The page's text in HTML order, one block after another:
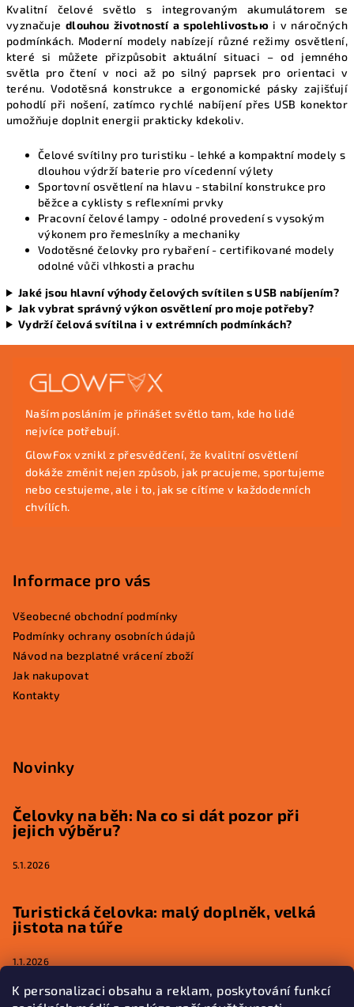
K personalizaci obsahu a reklam, poskytování funkcí
p
i
s
u
Kvalitní čelové světlo s integrovaným akumulátorem se
vyznačuje dlouhou životností a spolehlivostью i v náročných
podmínkách. Moderní modely nabízejí různé režimy osvětlení,
které si můžete přizpůsobit aktuální situaci – od jemného
světla pro čtení v noci až po silný paprsek pro orientaci v
terénu. Vodotěsná konstrukce a ergonomické pásky zajišťují
pohodlí při nošení, zatímco rychlé nabíjení přes USB konektor
umožňuje doplnit energii prakticky kdekoliv.
Čelové svítilny pro turistiku - lehké a kompaktní modely s
dlouhou výdrží baterie pro vícedenní výlety
Sportovní osvětlení na hlavu - stabilní konstrukce pro
běžce a cyklisty s reflexními prvky
Pracovní čelové lampy - odolné provedení s vysokým
výkonem pro řemeslníky a mechaniky
Vodotěsné čelovky pro rybaření - certifikované modely
odolné vůči vlhkosti a prachu
Jaké jsou hlavní výhody čelových svítilen s USB nabíjením?
Jak vybrat správný výkon osvětlení pro moje potřeby?
Vydrží čelová svítilna i v extrémních podmínkách?
Naším posláním je přinášet světlo tam, kde ho lidé
nejvíce potřebují.
GlowFox vznikl z přesvědčení, že kvalitní osvětlení
dokáže změnit nejen způsob, jak pracujeme, sportujeme
nebo cestujeme, ale i to, jak se cítíme v každodenních
chvílích.
Informace pro vás
Všeobecné obchodní podmínky
Podmínky ochrany osobních údajů
Návod na bezplatné vrácení zboží
Jak nakupovat
Kontakty
Novinky
Čelovky na běh: Na co si dát pozor při
jejich výběru?
5.1.2026
Turistická čelovka: malý doplněk, velká
jistota na túře
1.1.2026